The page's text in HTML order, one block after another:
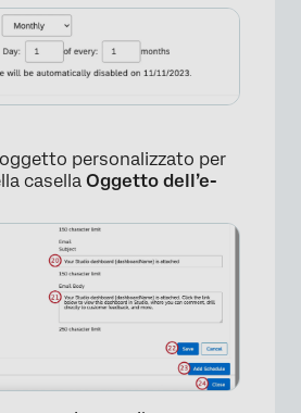
personalizzato per
casella Oggetto dell’e-